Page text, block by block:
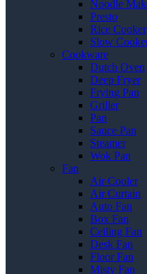
Noodle
Presto
Rice Cooker
Slow
Cookware
Dutch Oven
Deep Fryer
Frying Pan
Griller
Pan
Sauce Pan
Steamer
Wok Pan
Fan
Air Cooler
Air Curtain
Auto Fan
Box Fan
Ceiling Fan
Desk Fan
Floor Fan
Misty Fan